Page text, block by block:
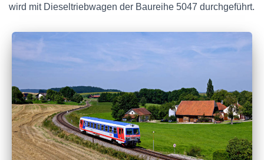
wird mit Dieseltriebwagen der Baureihe 5047 durchgeführt.